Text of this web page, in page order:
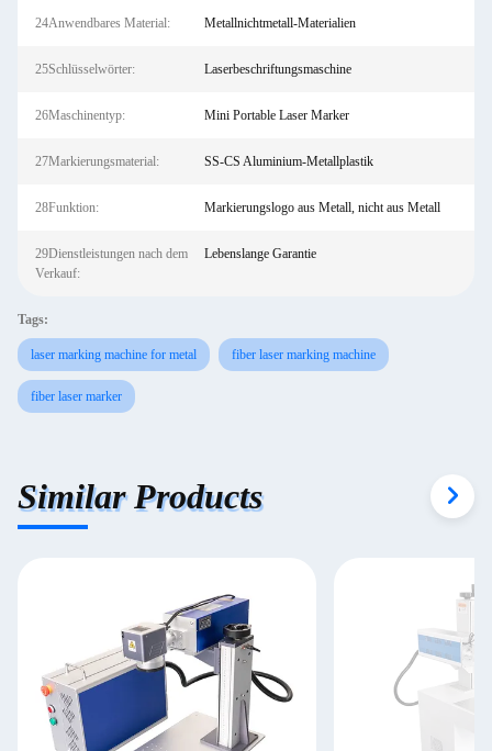
24Anwendbares Material: Metallnichtmetall-Materialien
25Schlüsselwörter: Laserbeschriftungsmaschine
26Maschinentyp: Mini Portable Laser Marker
27Markierungsmaterial: SS-CS Aluminium-Metallplastik
28Funktion: Markierungslogo aus Metall, nicht aus Metall
29Dienstleistungen nach dem
Verkauf:
Lebenslange Garantie
Tags:
laser marking machine for metal fiber laser marking machine
fiber laser marker
Similar Products